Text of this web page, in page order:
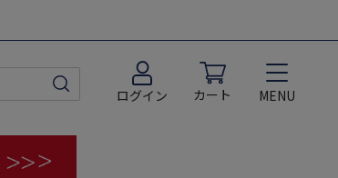
ログイン カート MENU